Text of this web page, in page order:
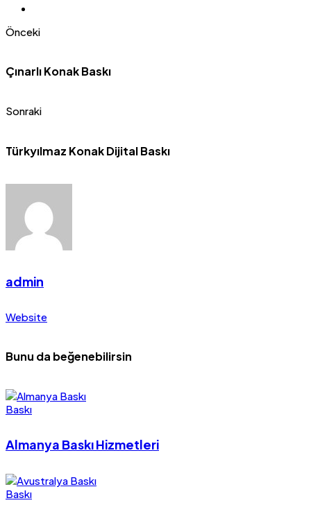
Önceki
Çınarlı Konak Baskı
Sonraki
Türkyılmaz Konak Dijital Baskı
admin
Website
Bunu da beğenebilirsin
Baskı
Almanya Baskı Hizmetleri
Baskı